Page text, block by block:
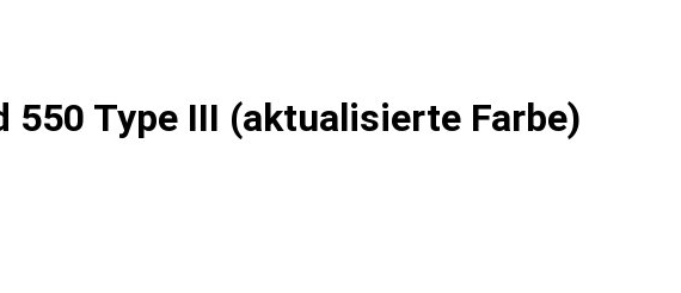
550 Type III (aktualisierte Farbe)